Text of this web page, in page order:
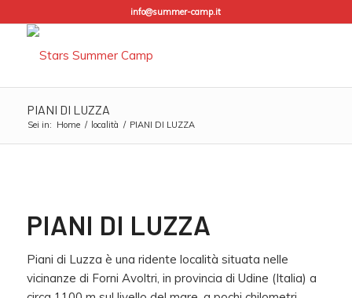
info@summer-camp.it
PIANI DI LUZZA
Sei in: Home / località / PIANI DI LUZZA
PIANI DI LUZZA
Piani di Luzza è una ridente località situata nelle
vicinanze di Forni Avoltri, in provincia di Udine (Italia) a